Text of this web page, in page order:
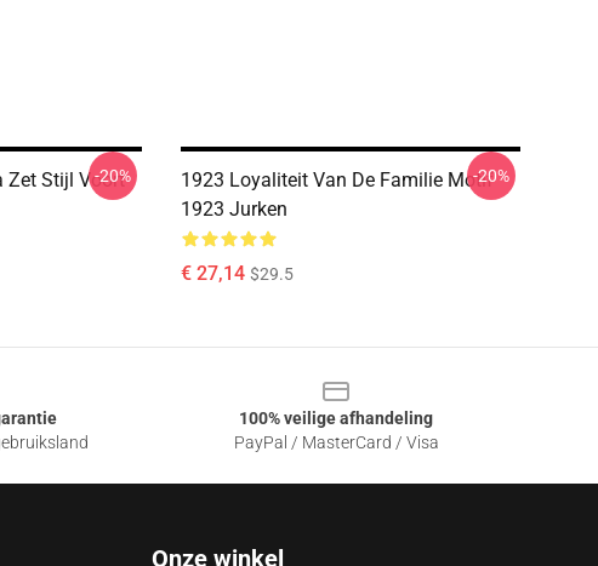
Zet Stijl Voort
-20%
1923 Loyaliteit Van De Familie Motif
1923 Jurken
€ 27,14 $29.5
-20%
100% veilige afhandeling
PayPal / MasterCard / Visa
Onze winkel